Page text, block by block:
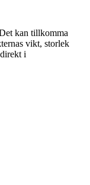
kan tillkomma
vikt, storlek
i